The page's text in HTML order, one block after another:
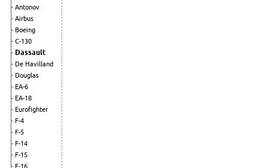
Antonov
Airbus
Boeing
C-130
Dassault
De Havilland
Douglas
EA-6
EA-18
Eurofighter
F-4
F-5
F-14
F-15
F-16